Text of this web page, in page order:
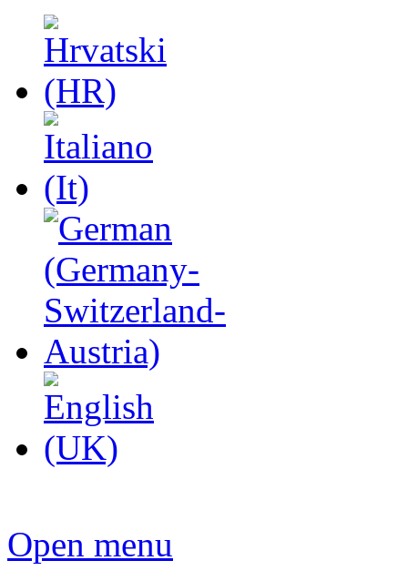
Open menu